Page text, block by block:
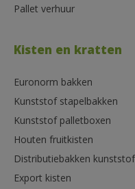
Pallet verhuur
Kisten en kratten
Euronorm bakken
Kunststof stapelbakken
Kunststof palletboxen
Houten fruitkisten
Distributiebakken kunststof
Export kisten